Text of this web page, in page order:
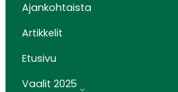
Ajankohtaista
Artikkelit
Etusivu
Vaalit 2025